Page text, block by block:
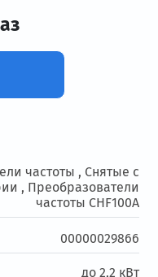
частоты , Снятые с
, Преобразователи
частоты CHF100A
00000029866
до 2,2 кВт